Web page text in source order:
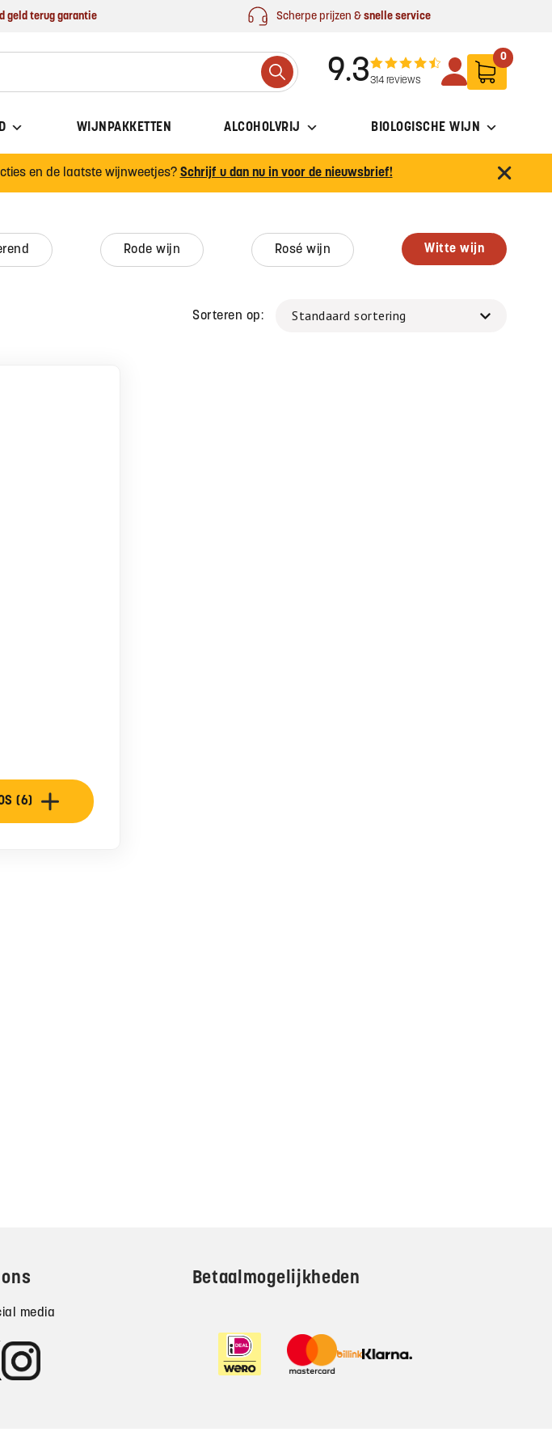
geld terug garantie Scherpe prijzen &snelle service
Search
9.3314 reviews
0
WIJNPAKKETTEN ALCOHOLVRIJ BIOLOGISCHE WIJN
en de laatste wijnweetjes? Schrijf u dan nu in voor de nieuwsbrief!
rode wijn rosé wijn witte wijn
Sorteren op:
(6)
media
Betaalmogelijkheden